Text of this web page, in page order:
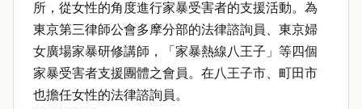
所，從女性的角度進行家暴受害者的支援活動。為
東京第三律師公會多摩分部的法律諮詢員、東京婦
女廣場家暴研修講師，「家暴熱線八王子」等四個
家暴受害者支援團體之會員。在八王子市、町田市
也擔任女性的法律諮詢員。